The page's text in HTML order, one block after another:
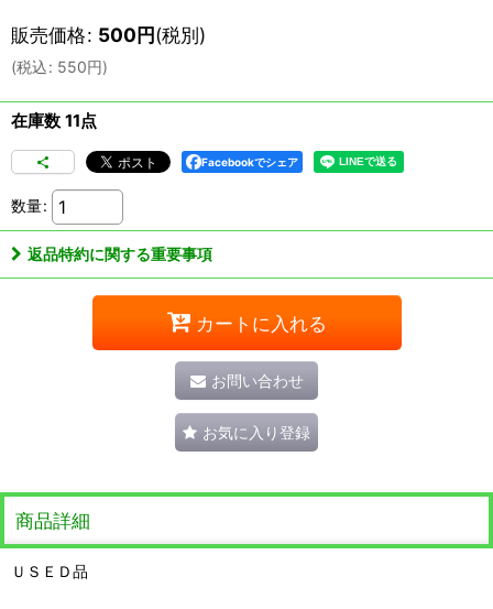
販売価格: 500円(税別)
(税込: 550円)
在庫数 11点
Facebookでシェア
数量:
返品特約に関する重要事項
カートに入れる
お問い合わせ
お気に入り登録
商品詳細
ＵＳＥＤ品